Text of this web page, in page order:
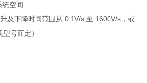
统空间
及下降时间范围从 0.1V/s 至 1600V/s，或
号而定）